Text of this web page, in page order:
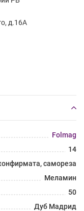
д.16А
Folmag
14
самореза
Меламин
50
Дуб Мадрид